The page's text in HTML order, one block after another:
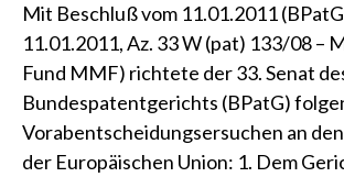
Mit Beschluß vom 11.01.2011
11.01.2011, Az. 33 W (pat) 133/08 –
Fund MMF) richtete der 33. Senat
Bundespatentgerichts (BPatG)
Vorabentscheidungsersuchen an
der Europäischen Union: 1. Dem